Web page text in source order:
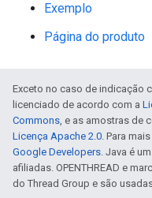
Exemplo
Página do produto
Exceto no caso de indicação
licenciado de acordo com a
Commons, e as amostras de
Licença Apache 2.0. Para
Google Developers. Java é
afiliadas. OPENTHREAD e
do Thread Group e são